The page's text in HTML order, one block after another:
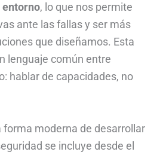
entorno, lo que nos permite
ante las fallas y ser más
que diseñamos. Esta
lenguaje común entre
hablar de capacidades, no
forma moderna de desarrollar
se incluye desde el